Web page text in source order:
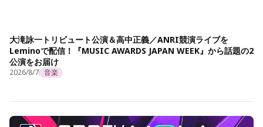
大滝詠一トリビュート公演＆高中正義／ANRI競演ライブを
Leminoで配信！『MUSIC AWARDS JAPAN WEEK』から話題の2
公演をお届け
2026/8/7 音楽